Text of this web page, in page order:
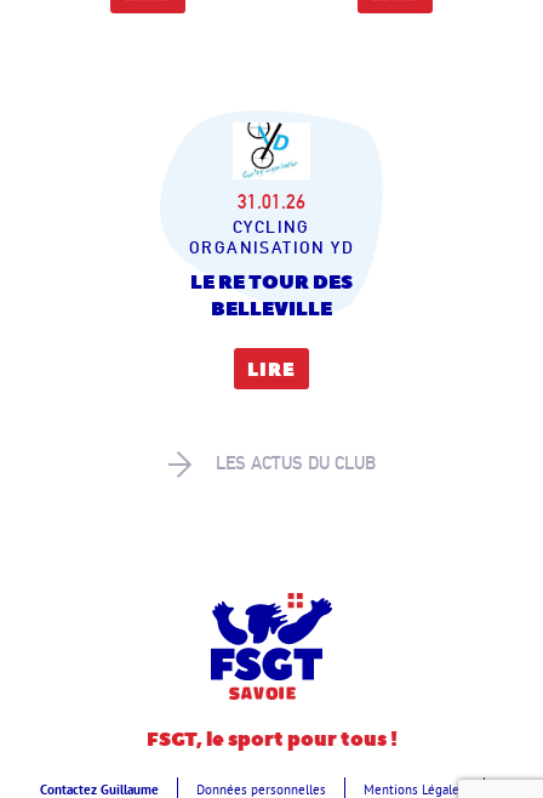
31.01.26
CYCLING
ORGANISATION YD
LE RE TOUR DES
BELLEVILLE
LIRE
LES ACTUS DU CLUB
FSGT, le sport pour tous !
Contactez Guillaume Données personnelles Mentions Légales